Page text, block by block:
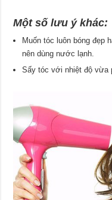
Một số lưu ý khác:
Muốn tóc luôn bóng đẹp
nên dùng nước lạnh.
Sấy tóc với nhiệt độ vừa